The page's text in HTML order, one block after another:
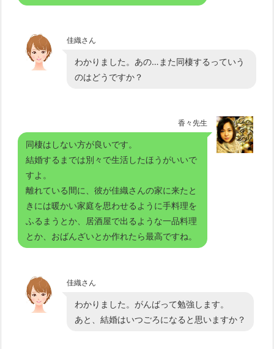
佳織さん
わかりました。あの…また同棲するっていう
のはどうですか？
香々先生
同棲はしない方が良いです。
結婚するまでは別々で生活したほうがいいで
すよ。
離れている間に、彼が佳織さんの家に来たと
きには暖かい家庭を思わせるように手料理を
ふるまうとか、居酒屋で出るような一品料理
とか、おばんざいとか作れたら最高ですね。
佳織さん
わかりました。がんばって勉強します。
あと、結婚はいつごろになると思いますか？